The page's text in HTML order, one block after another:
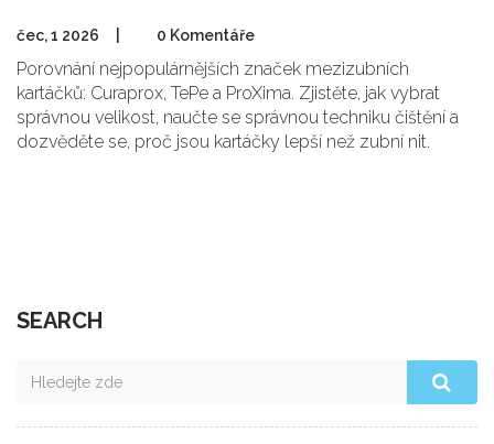
čec, 1 2026 0 Komentáře
Porovnání nejpopulárnějších značek mezizubních
kartáčků: Curaprox, TePe a ProXima. Zjistěte, jak vybrat
správnou velikost, naučte se správnou techniku čištění a
dozvěděte se, proč jsou kartáčky lepší než zubní nit.
SEARCH